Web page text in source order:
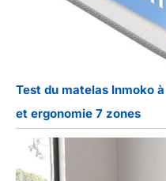
Test du matelas Inmoko
et ergonomie 7 zones